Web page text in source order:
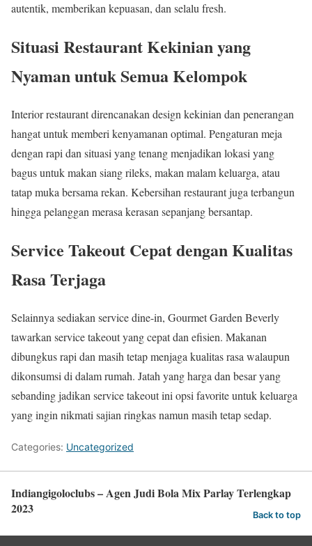
autentik, memberikan kepuasan, dan selalu fresh.
Situasi Restaurant Kekinian yang
Nyaman untuk Semua Kelompok
Interior restaurant direncanakan design kekinian dan penerangan
hangat untuk memberi kenyamanan optimal. Pengaturan meja
dengan rapi dan situasi yang tenang menjadikan lokasi yang
bagus untuk makan siang rileks, makan malam keluarga, atau
tatap muka bersama rekan. Kebersihan restaurant juga terbangun
hingga pelanggan merasa kerasan sepanjang bersantap.
Service Takeout Cepat dengan Kualitas
Rasa Terjaga
Selainnya sediakan service dine-in, Gourmet Garden Beverly
tawarkan service takeout yang cepat dan efisien. Makanan
dibungkus rapi dan masih tetap menjaga kualitas rasa walaupun
dikonsumsi di dalam rumah. Jatah yang harga dan besar yang
sebanding jadikan service takeout ini opsi favorite untuk keluarga
yang ingin nikmati sajian ringkas namun masih tetap sedap.
Categories: Uncategorized
Indiangigoloclubs – Agen Judi Bola Mix Parlay Terlengkap
2023
Back to top